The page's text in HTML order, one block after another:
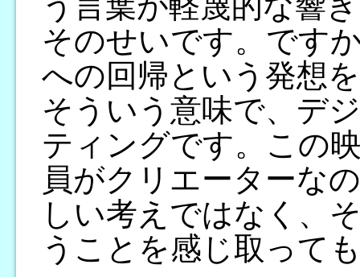
そのせいです。です
への回帰という発想
そういう意味で、デ
ティングです。この
員がクリエーターな
しい考えではなく、
うことを感じ取って